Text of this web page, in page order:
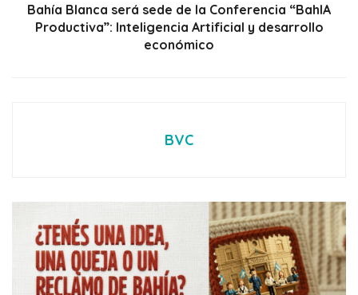
Bahía Blanca será sede de la Conferencia “BahIA
Productiva”: Inteligencia Artificial y desarrollo
económico
BVC